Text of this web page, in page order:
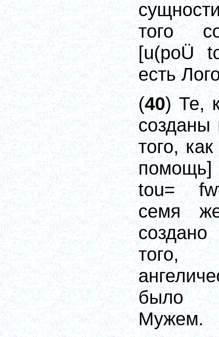
того
[u(poÜ
есть
(40) Те,
того,
tou=
семя
было
Мужем.